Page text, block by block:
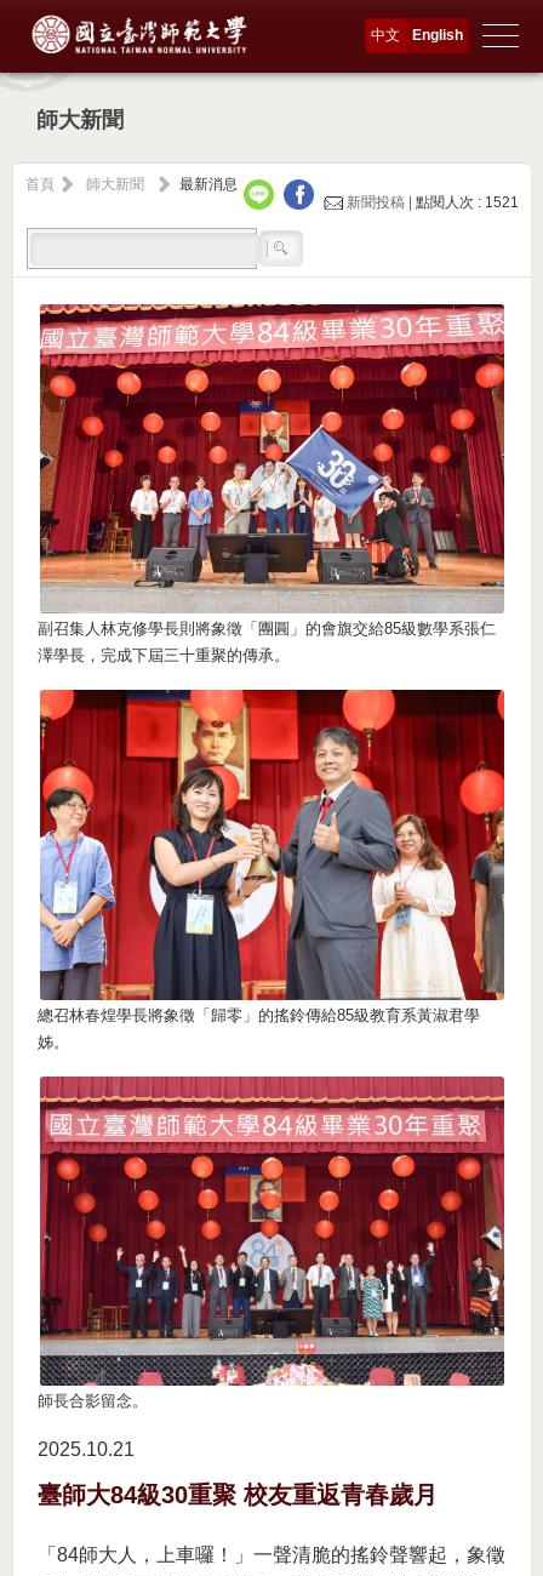
English
中文
師大新聞
首頁 師大新聞
最新消息
新聞投稿 |點閱人次 : 1521
副召集人林克修學長則將象徵「團圓」的會旗交給85級數學系張仁
澤學長，完成下屆三十重聚的傳承。
總召林春煌學長將象徵「歸零」的搖鈴傳給85級教育系黃淑君學
姊。
師長合影留念。
2025.10 21
臺師大84級30重聚 校友重返青春歲月
「84師大人，上車囉！」一聲清脆的搖鈴聲響起，象徵